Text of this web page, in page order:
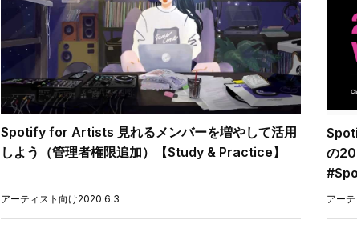
Spotify for Artists 見れるメンバーを増やして活用
しよう（管理者権限追加）【Study & Practice】
アーティスト向け2020.6.3
の
アー